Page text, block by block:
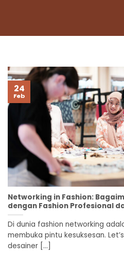
Networking in Fashion:
dengan Fashion Profesional
Di dunia fashion networking
membuka pintu kesuksesan.
desainer [...]
24
Feb